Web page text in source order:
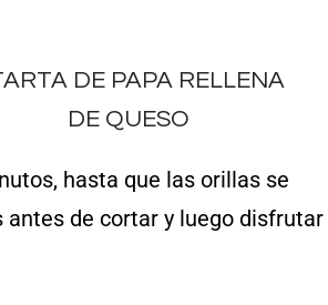
hasta que las orillas se
antes de cortar y luego disfrutar